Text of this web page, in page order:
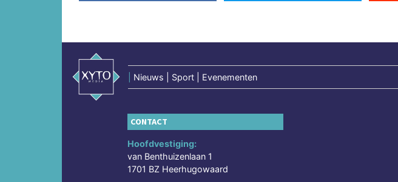
Nieuws | Sport | Evenementen
CONTACT
Hoofdvestiging:
van Benthuizenlaan 1
1701 BZ Heerhugowaard